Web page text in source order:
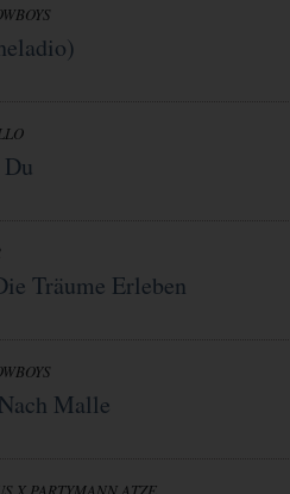
Träume Erleben
Malle